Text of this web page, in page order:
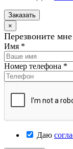
Заказать
×
Перезвоните мне
Имя *
Номер телефона *
Даю